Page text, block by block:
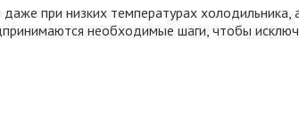
при низких температурах
необходимые шаги, чтобы